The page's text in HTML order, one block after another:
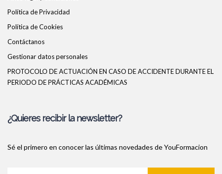
Política de Privacidad
Política de Cookies
Contáctanos
Gestionar datos personales
PROTOCOLO DE ACTUACIÓN EN CASO DE ACCIDENTE DURANTE EL
PERIODO DE PRÁCTICAS ACADÉMICAS
¿Quieres recibir la newsletter?
Sé el primero en conocer las últimas novedades de YouFormacion